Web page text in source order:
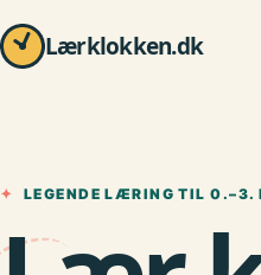
Lærklokken.dk
✦ LEGENDE LÆRING TIL 0.–3.